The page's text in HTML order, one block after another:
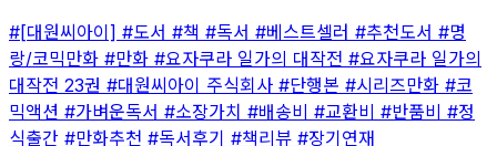
#[대원씨아이] #도서 #책 #독서 #베스트셀러 #추천도서 #명
랑/코믹만화 #만화 #요자쿠라 일가의 대작전 #요자쿠라 일가의
대작전 23권 #대원씨아이 주식회사 #단행본 #시리즈만화 #코
믹액션 #가벼운독서 #소장가치 #배송비 #교환비 #반품비 #정
식출간 #만화추천 #독서후기 #책리뷰 #장기연재